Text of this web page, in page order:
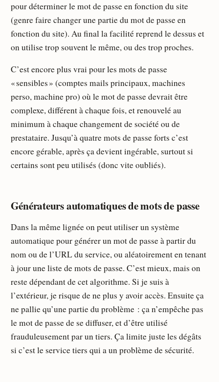
pour déterminer le mot de passe en fonction du site
(genre faire changer une partie du mot de passe en
fonction du site). Au final la facilité reprend le dessus et
on utilise trop souvent le même, ou des trop proches.
C’est encore plus vrai pour les mots de passe
« sensibles » (comptes mails principaux, machines
perso, machine pro) où le mot de passe devrait être
complexe, différent à chaque fois, et renouvelé au
minimum à chaque changement de société ou de
prestataire. Jusqu’à quatre mots de passe forts c’est
encore gérable, après ça devient ingérable, surtout si
certains sont peu utilisés (donc vite oubliés).
Générateurs automatiques de mots de passe
Dans la même lignée on peut utiliser un système
automatique pour générer un mot de passe à partir du
nom ou de l’URL du service, ou aléatoirement en tenant
à jour une liste de mots de passe. C’est mieux, mais on
reste dépendant de cet algorithme. Si je suis à
l’extérieur, je risque de ne plus y avoir accès. Ensuite ça
ne pallie qu’une partie du problème : ça n’empêche pas
le mot de passe de se diffuser, et d’être utilisé
frauduleusement par un tiers. Ça limite juste les dégâts
si c’est le service tiers qui a un problème de sécurité.